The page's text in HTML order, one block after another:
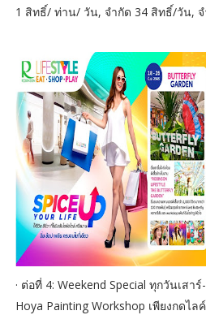
1 สิทธิ์/ ท่าน/ วัน, จำกัด 34 สิทธิ์/วัน,
· ต่อที่ 4: Weekend Special ทุกวันเสา
Hoya Painting Workshop เพียงกดไล